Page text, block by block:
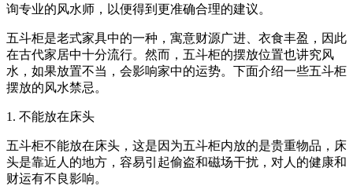
询专业的风水师，以便得到更准确合理的建议。
五斗柜是老式家具中的一种，寓意财源广进、衣食丰盈，因此
在古代家居中十分流行。然而，五斗柜的摆放位置也讲究风
水，如果放置不当，会影响家中的运势。下面介绍一些五斗柜
摆放的风水禁忌。
1. 不能放在床头
五斗柜不能放在床头，这是因为五斗柜内放的是贵重物品，床
头是靠近人的地方，容易引起偷盗和磁场干扰，对人的健康和
财运有不良影响。